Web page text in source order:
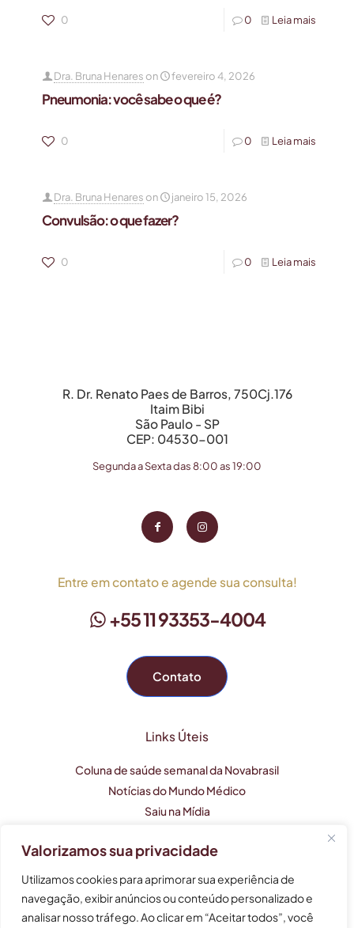
Valorizamos sua privacidade
Utilizamos cookies para aprimorar sua experiência de
navegação, exibir anúncios ou conteúdo personalizado e
analisar nosso tráfego. Ao clicar em “Aceitar todos”, você
0 0 Leia mais
Dra. Bruna Henares on fevereiro 4, 2026
Pneumonia: você sabe o que é?
0 0 Leia mais
Dra. Bruna Henares on janeiro 15, 2026
Convulsão: o que fazer?
0 0 Leia mais
R. Dr. Renato Paes de Barros, 750Cj.176
Itaim Bibi
São Paulo - SP
CEP: 04530-001
Segunda a Sexta das 8:00 as 19:00
Entre em contato e agende sua consulta!
+55 11 93353-4004
Contato
Links Úteis
Coluna de saúde semanal da Novabrasil
Notícias do Mundo Médico
Saiu na Mídia
Este perfil profissional tem caráter apenas informativo e
não substitui uma consulta médica.
As informações não devem ser usadas para auto-